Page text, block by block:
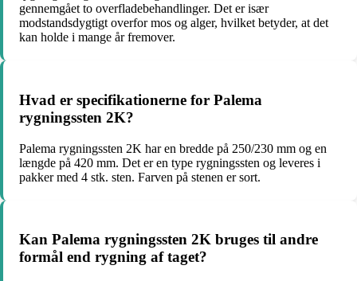
gennemgået to overfladebehandlinger. Det er især
modstandsdygtigt overfor mos og alger, hvilket betyder, at det
kan holde i mange år fremover.
Hvad er specifikationerne for Palema
rygningssten 2K?
Palema rygningssten 2K har en bredde på 250/230 mm og en
længde på 420 mm. Det er en type rygningssten og leveres i
pakker med 4 stk. sten. Farven på stenen er sort.
Kan Palema rygningssten 2K bruges til andre
formål end rygning af taget?